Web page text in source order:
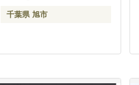
千葉県 旭市